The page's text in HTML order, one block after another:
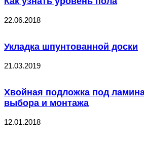
22.06.2018
Укладка шпунтованной доски
21.03.2019
Хвойная подложка под
выбора и монтажа
12.01.2018